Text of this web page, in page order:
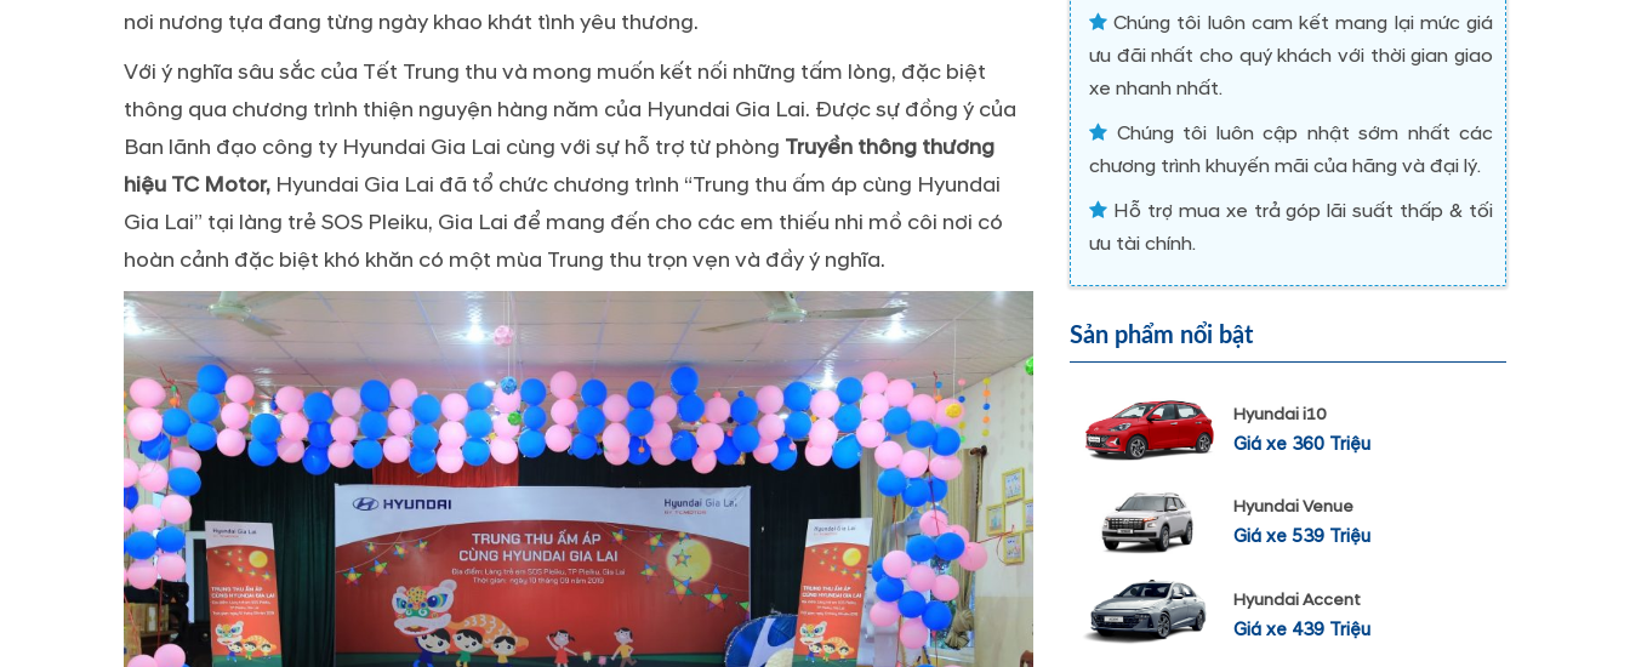
nơi nương tựa đang từng ngày khao khát tình yêu thương.
Với ý nghĩa sâu sắc của Tết Trung thu và mong muốn kết nối những tấm lòng, đặc biệt
thông qua chương trình thiện nguyện hàng năm của Hyundai Gia Lai. Được sự đồng ý của
Ban lãnh đạo công ty Hyundai Gia Lai cùng với sự hỗ trợ từ phòng Truyền thông thương
hiệu TC Motor, Hyundai Gia Lai đã tổ chức chương trình “Trung thu ấm áp cùng Hyundai
Gia Lai” tại làng trẻ SOS Pleiku, Gia Lai để mang đến cho các em thiếu nhi mồ côi nơi có
hoàn cảnh đặc biệt khó khăn có một mùa Trung thu trọn vẹn và đầy ý nghĩa.
Chúng tôi luôn cam kết mang lại mức giá
ưu đãi nhất cho quý khách với thời gian giao
xe nhanh nhất.
Chúng tôi luôn cập nhật sớm nhất các
chương trình khuyến mãi của hãng và đại lý.
Hỗ trợ mua xe trả góp lãi suất thấp & tối
ưu tài chính.
Sản phẩm nổi bật
Hyundai i10
Giá xe 360 Triệu
Hyundai Venue
Giá xe 539 Triệu
Hyundai Accent
Giá xe 439 Triệu